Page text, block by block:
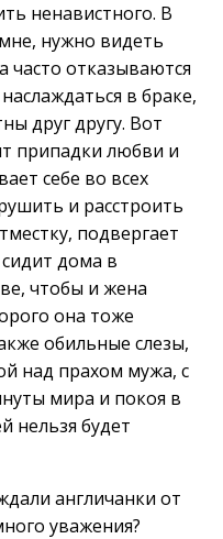
ненавистного. В
нужно видеть
часто отказываются
в браке,
друг другу. Вот
припадки любви и
себе во всех
и расстроить
подвергает
сидит дома в
чтобы и жена
она тоже
обильные слезы,
над прахом мужа, с
мира и покоя в
нельзя будет
англичанки от
уважения?